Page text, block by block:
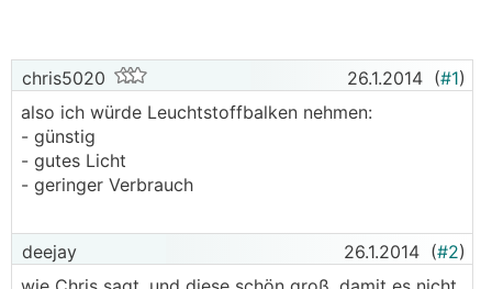
chris5020 26.1.2014 (#1)
also ich würde Leuchtstoffbalken nehmen:
- günstig
- gutes Licht
- geringer Verbrauch
deejay 26.1.2014 (#2)